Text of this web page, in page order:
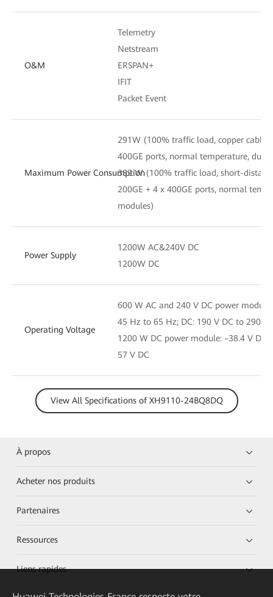
O&M
Telemetry
Netstream
ERSPAN+
IFIT
Packet Event
Maximum Power Consumption
291W (100% traffic load, copper cables
400GE ports, normal temperature, dual
382 W (100% traffic load, short-
200GE + 4 x 400GE ports, normal
modules)
Power Supply
1200W AC&240V DC
1200W DC
Operating Voltage
600 W AC and 240 V DC power
45 Hz to 65 Hz; DC: 190 V DC to 290 V
1200 W DC power module: –38.4 V DC
57 V DC
View All Specifications of XH9110-24BQ8DQ
À propos
Acheter nos produits
Partenaires
Ressources
Liens rapides